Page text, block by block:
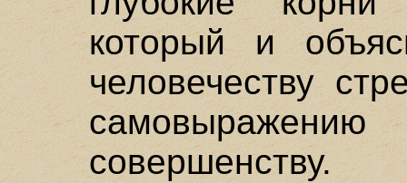
который и
человечеству
совершенству.